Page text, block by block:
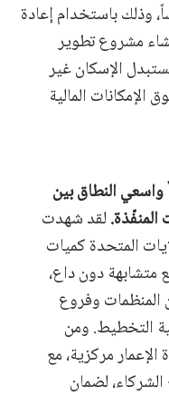
وذلك باستخدام إعادة
مشروع تطوير
الإسكان غير
المالية
واسعي النطاق بين
لقد شهدت
المتحدة كميات
متشابهة دون داع،
المنظمات وفروع
التخطيط. ومن
الإعمار مركزية، مع
لضمان